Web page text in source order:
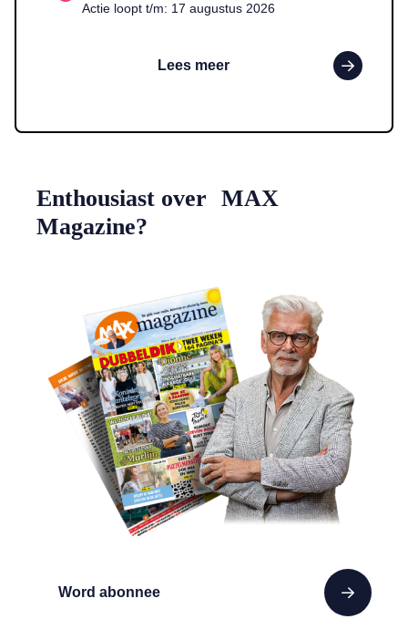
Actie loopt t/m: 17 augustus 2026
Lees meer
Word abonnee
Enthousiast over MAX
Magazine?